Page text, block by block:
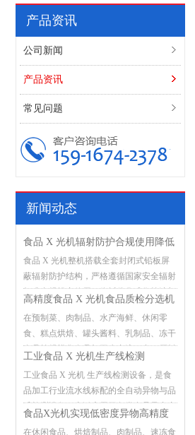
产品资讯
公司新闻
产品资讯
常见问题
新闻动态
食品 X 光机辐射防护合规使用降低
误检漏检故障
食品 X 光机整机搭载全套封闭式铅板屏
蔽辐射防护结构，严格遵循国家安全辐射
标准合规投产使用，依托优化成像算法与
判、漏检与设备突发故障，筑牢食品流水
线异物检测安全防线。
高精度食品 X 光机食品质检分选机
在预制菜、肉制品、水产海鲜、休闲零
食、糕点烘焙、罐头酱料、乳制品、冻干
食品等规模化食品加工生产流程中，原料
混入各类外来杂质。金属碎屑、玻璃碎
渣、砂石硬块、陶瓷碎片、硬质塑料、骨
头硬块、线头杂物等异物潜藏在产品内
部，肉眼难以识别排查。一旦含异物产品
工业食品 X 光机生产线检测
工业食品 X 光机 生产线检测设备，是食
品加工行业流水线标配的全自动异物与品
质检测设备，广泛应用于各类食品量产产
食品X光机实现低密度异物高精度
在休闲食品、烘焙制品、肉制品、速冻食